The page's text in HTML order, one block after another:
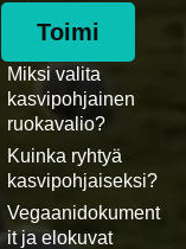
Toimi
Miksi valita
kasvipohjainen
ruokavalio?
Kuinka ryhtyä
kasvipohjaiseksi?
Vegaanidokument
it ja elokuvat